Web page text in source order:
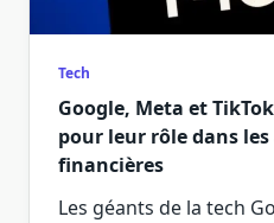
Tech
Google, Meta et
pour leur rôle dans
financières
Les géants de la tech